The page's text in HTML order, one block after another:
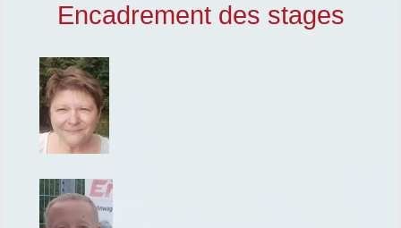
Encadrement des stages